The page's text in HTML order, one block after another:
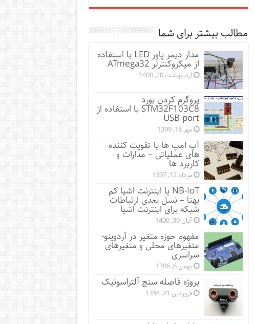
مطالب بیشتر برای شما
مدار دیمر پاور LED با استفاده
از میکروکنترلر ATmega32
اردیبهشت 20, 1400
پروگرم کردن بورد
STM32F103C8 با استفاده از
USB port
مهر 18, 1399
آپ امپ ها یا تقویت کننده
های عملیاتی – مدارات و
کاربرد ها
مرداد 12, 1397
NB-IoT یا اینترنت اشیا کم
پهنا – نسل بعدی ارتباطات
شبکه برای اینترنت اشیا
آبان 30, 1400
مفهوم حوزه متغیر در آردوینو-
متغیرهای محلی و متغیرهای
سراسری
بهمن 6, 1396
پروژه فاصله سنج آلتراسونیک
فروردین 21, 1394